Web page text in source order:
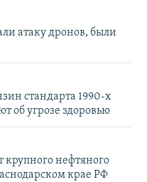
атаку дронов, были
стандарта 1990-х
об угрозе здоровью
крупного нефтяного
крае РФ